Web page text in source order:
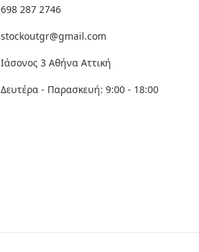
698 287 2746
stockoutgr@gmail.com
Ιάσονος 3 Αθήνα Αττική
Δευτέρα - Παρασκευή: 9:00 - 18:00